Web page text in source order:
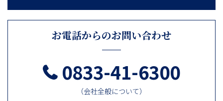
お電話からのお問い合わせ
0833-41-6300
（会社全般について）